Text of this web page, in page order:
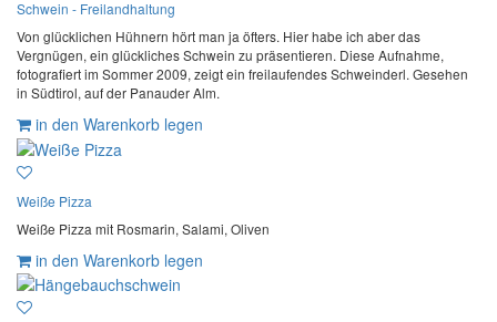
Schwein - Freilandhaltung
Von glücklichen Hühnern hört man ja öfters. Hier habe ich aber das
Vergnügen, ein glückliches Schwein zu präsentieren. Diese Aufnahme,
fotografiert im Sommer 2009, zeigt ein freilaufendes Schweinderl. Gesehen
in Südtirol, auf der Panauder Alm.
in den Warenkorb legen
Weiße Pizza
Weiße Pizza mit Rosmarin, Salami, Oliven
in den Warenkorb legen